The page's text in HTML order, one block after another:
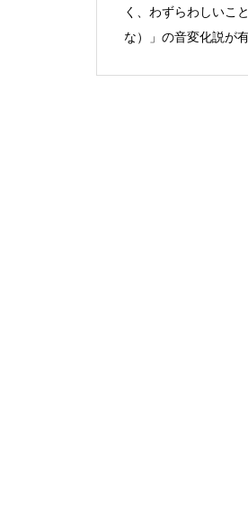
く、わずらわしいこ
な）」の音変化説が